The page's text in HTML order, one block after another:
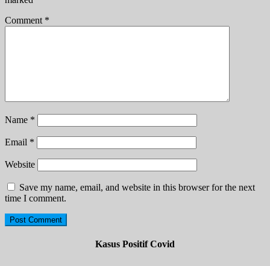
Comment *
Name *
Email *
Website
Save my name, email, and website in this browser for the next
time I comment.
Kasus Positif Covid